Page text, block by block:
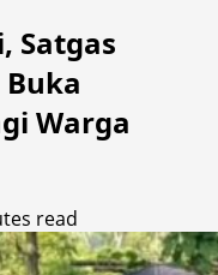
Satgas
Warga
read